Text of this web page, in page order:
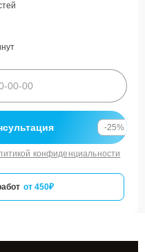
-25%
конфиденциальности
от 450₽